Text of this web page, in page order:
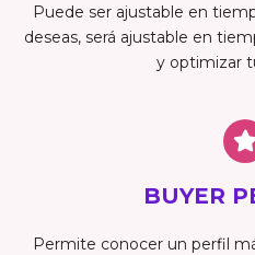
Puede ser ajustable en
deseas, será ajustable en
y optimizar
BUYER
Permite conocer un perfil